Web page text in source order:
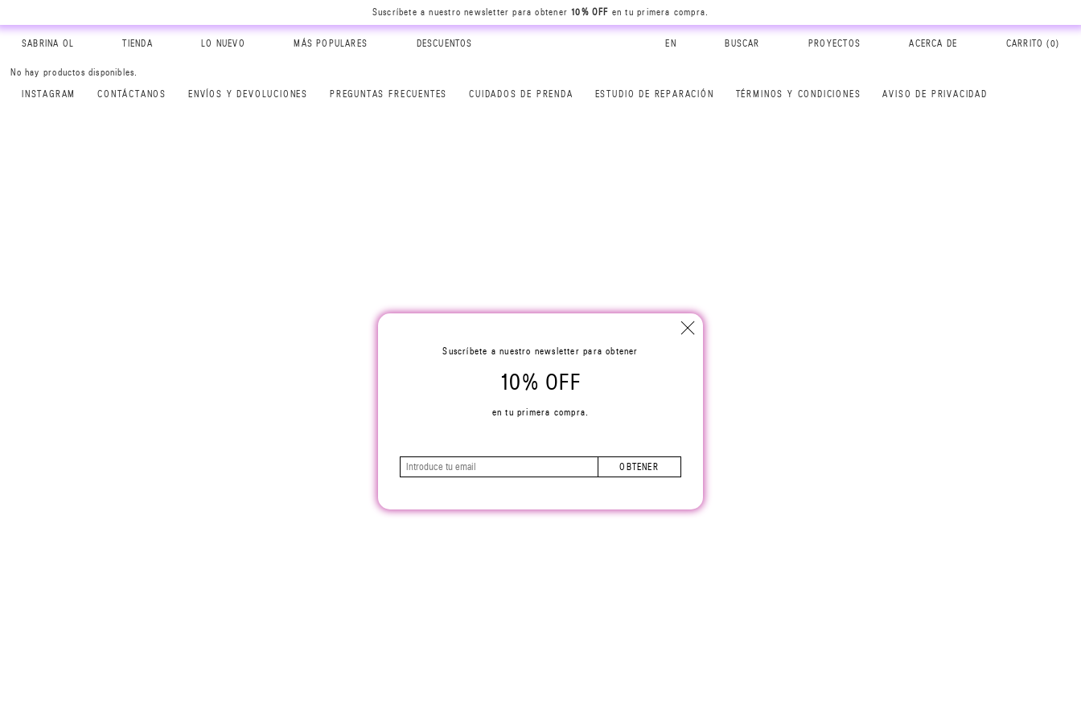
Suscríbete a nuestro newsletter para obtener10% OFF en tu primera compra.
SABRINA OL TIENDA LO NUEVO MÁS POPULARES DESCUENTOS EN BUSCAR PROYECTOS ACERCA DE CARRITO (0)
No hay productos disponibles.
INSTAGRAM
CONTÁCTANOS ENVÍOS Y DEVOLUCIONES PREGUNTAS FRECUENTES CUIDADOS DE PRENDA ESTUDIO DE REPARACIÓN TÉRMINOS Y CONDICIONES AVISO DE PRIVACIDAD
Suscríbete a nuestro newsletter para obtener
10% OFF
en tu primera compra.
OBTENER